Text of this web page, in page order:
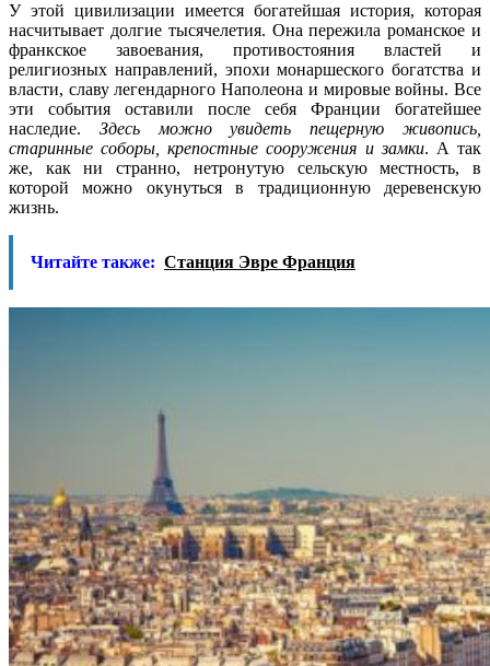
У этой цивилизации имеется богатейшая история, которая
насчитывает долгие тысячелетия. Она пережила романское и
франкское завоевания, противостояния властей и
религиозных направлений, эпохи монаршеского богатства и
власти, славу легендарного Наполеона и мировые войны. Все
эти события оставили после себя Франции богатейшее
наследие. Здесь можно увидеть пещерную живопись,
старинные соборы, крепостные сооружения и замки. А так
же, как ни странно, нетронутую сельскую местность, в
которой можно окунуться в традиционную деревенскую
жизнь.
Читайте также: Станция Эвре Франция